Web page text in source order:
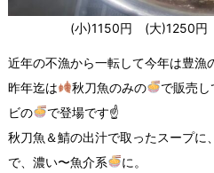
(小)1150円 (大)1250円
近年の不漁から一転して今年は豊漁
昨年迄は
秋刀魚のみの
で販売
ビの
で登場です☝
秋刀魚＆鯖の出汁で取ったスープに
で、濃い〜魚介系
に。